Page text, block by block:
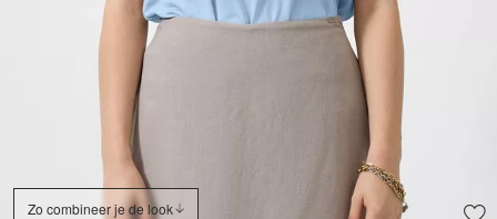
Zo combineer je de look